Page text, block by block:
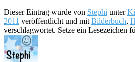
Dieser Eintrag wurde von Stephi unter
2011 veröffentlicht und mit Bilderbuch,
verschlagwortet. Setze ein Lesezeichen